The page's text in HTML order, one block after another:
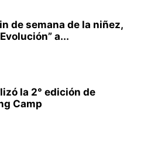
de semana de la niñez,
a...
la 2° edición de
Camp